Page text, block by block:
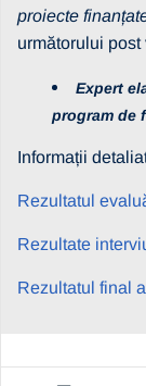
proiecte
următorului post
Expert
program de
Informații
Rezultatul
Rezultate
Rezultatul final